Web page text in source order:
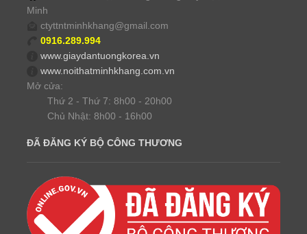
Minh
ctyttntminhkhang@gmail.com
0916.289.994
www.giaydantuongkorea.vn
www.noithatminhkhang.com.vn
Mở cửa:
Thứ 2 - Thứ 7: 8h00 - 20h00
Chủ Nhật: 8h00 - 16h00
ĐÃ ĐĂNG KÝ BỘ CÔNG THƯƠNG